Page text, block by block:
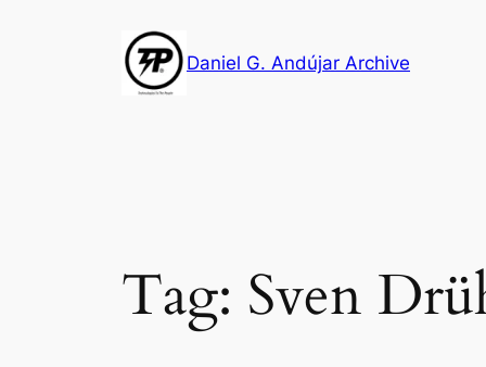
Daniel G. Andújar Archive
Tag: Sven